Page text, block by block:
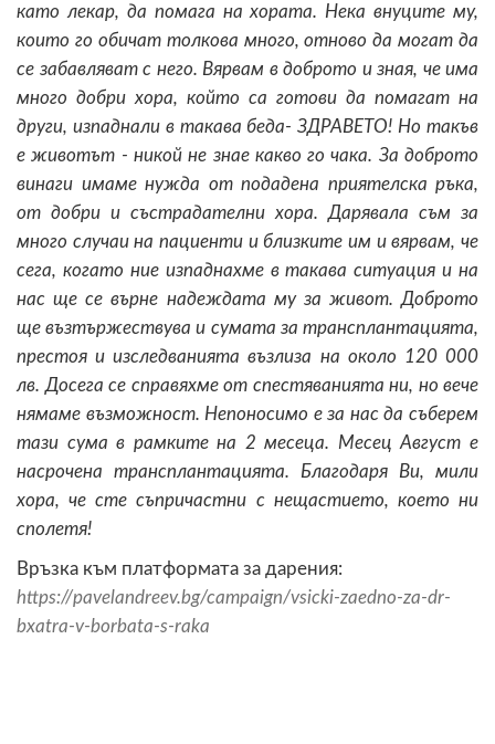
като лекар, да помага на хората. Нека внуците му,
които го обичат толкова много, отново да могат да
се забавляват с него. Вярвам в доброто и зная, че има
много добри хора, който са готови да помагат на
други, изпаднали в такава беда- ЗДРАВЕТО! Но такъв
е животът - никой не знае какво го чака. За доброто
винаги имаме нужда от подадена приятелска ръка,
от добри и състрадателни хора. Дарявала съм за
много случаи на пациенти и близките им и вярвам, че
сега, когато ние изпаднахме в такава ситуация и на
нас ще се върне надеждата му за живот. Доброто
ще възтържествува и сумата за трансплантацията,
престоя и изследванията възлиза на около 120 000
лв. Досега се справяхме от спестяванията ни, но вече
нямаме възможност. Непоносимо е за нас да съберем
тази сума в рамките на 2 месеца. Месец Август е
насрочена трансплантацията. Благодаря Ви, мили
хора, че сте съпричастни с нещастието, което ни
сполетя!
Връзка към платформата за дарения:
https://pavelandreev.bg/campaign/vsicki-zaedno-za-dr-
bxatra-v-borbata-s-raka